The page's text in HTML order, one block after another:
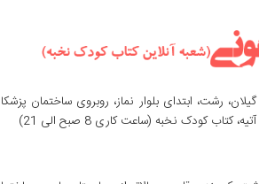
گیلان، رشت، ابتدای بلوار نماز، روبروی ساختمان
آتیه، کتاب کودک نخبه (ساعت کاری 8 صبح الی 21)